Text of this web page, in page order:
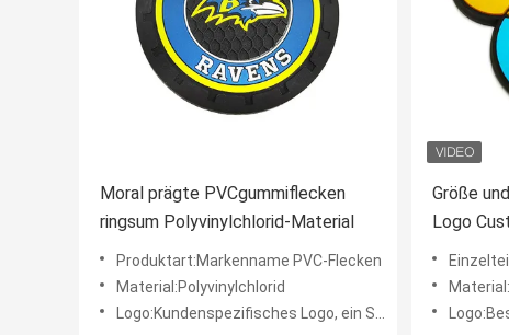
Moral prägte PVCgummiflecken
ringsum Polyvinylchlorid-Material
Produktart:Markenname PVC-Flecken
Material:Polyvinylchlorid
Logo:Kundenspezifisches Logo, ein Seitenlogo
Größe
Logo
Kleidung